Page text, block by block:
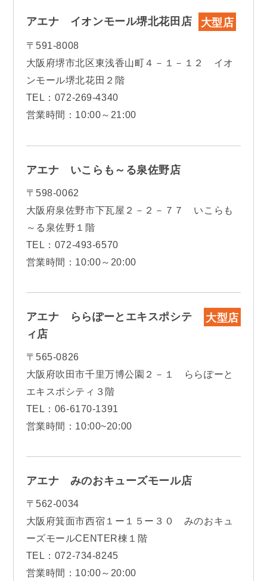
アエナ イオンモール堺北花田店 大型店
〒591-8008
大阪府堺市北区東浅香山町４－１－１２ イオ
ンモール堺北花田２階
TEL：072-269-4340
営業時間：10:00～21:00
アエナ いこらも～る泉佐野店
〒598-0062
大阪府泉佐野市下瓦屋２－２－７７ いこらも
～る泉佐野１階
TEL：072-493-6570
営業時間：10:00～20:00
アエナ ららぽーとエキスポシテ
ィ店
大型店
〒565-0826
大阪府吹田市千里万博公園２－１ ららぽーと
エキスポシティ３階
TEL：06-6170-1391
営業時間：10:00~20:00
アエナ みのおキューズモール店
〒562-0034
大阪府箕面市西宿１ー１５ー３０ みのおキュ
ーズモールCENTER棟１階
TEL：072-734-8245
営業時間：10:00～20:00